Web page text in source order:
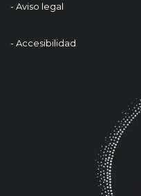
- Aviso legal
- Accesibilidad